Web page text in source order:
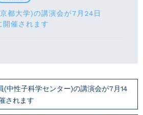
都大学)の講演会が7月24⽇
催されます
(中性子科学センター)の講演会が7月14
されます